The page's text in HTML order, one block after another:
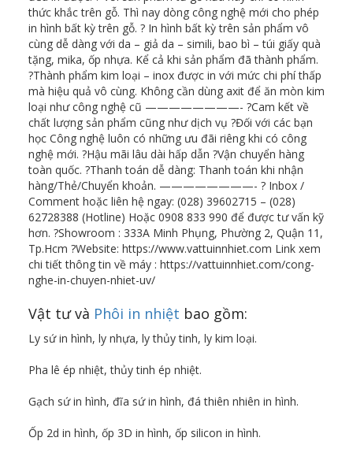
thức khắc trên gỗ. Thì nay dòng công nghệ mới cho phép
in hình bất kỳ trên gỗ. ?️ In hình bất kỳ trên sản phẩm vô
cùng dễ dàng với da – giả da – simili, bao bì – túi giấy quà
tặng, mika, ốp nhựa. Kể cả khi sản phẩm đã thành phẩm.
?Thành phẩm kim loại – inox được in với mức chi phí thấp
mà hiệu quả vô cùng. Không cần dùng axit để ăn mòn kim
loại như công nghệ cũ ————————- ?Cam kết về
chất lượng sản phẩm cũng như dịch vụ ?Đối với các bạn
học Công nghệ luôn có những ưu đãi riêng khi có công
nghệ mới. ?Hậu mãi lâu dài hấp dẫn ?Vận chuyển hàng
toàn quốc. ?Thanh toán dễ dàng: Thanh toán khi nhận
hàng/Thẻ/Chuyển khoản. ————————- ? Inbox /
Comment hoặc liên hệ ngay: (028) 39602715 – (028)
62728388 (Hotline) Hoặc 0908 833 990 để được tư vấn kỹ
hơn. ?Showroom : 333A Minh Phụng, Phường 2, Quận 11,
Tp.Hcm ?Website: https://www.vattuinnhiet.com Link xem
chi tiết thông tin về máy : https://vattuinnhiet.com/cong-
nghe-in-chuyen-nhiet-uv/
Vật tư và Phôi in nhiệt bao gồm:
Ly sứ in hình, ly nhựa, ly thủy tinh, ly kim loại.
Pha lê ép nhiệt, thủy tinh ép nhiệt.
Gạch sứ in hình, đĩa sứ in hình, đá thiên nhiên in hình.
Ốp 2d in hình, ốp 3D in hình, ốp silicon in hình.